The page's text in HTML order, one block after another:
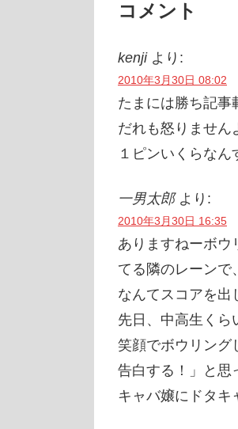
コメント
kenji より:
2010年3月30日 08:02
たまには勝ち記事
だれも怒りません
１ピンいくらなん
一男太郎 より:
2010年3月30日 16:35
ありますねーボウ
てる隣のレーンで
なんてスコアを出
先日、中高生くら
笑顔でボウリング
告白する！」と思
キャバ嬢にドタキ